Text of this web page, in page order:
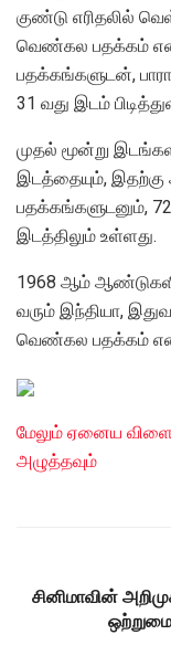
குண்டு எரிதலில்
வெண்கல பதக்கம்
பதக்கங்களுடன்,
31 வது இடம்
முதல் மூன்று
இடத்தையும், இதற்கு
பதக்கங்களுடனும்,
இடத்திலும் உள்ளது.
1968 ஆம்
வரும் இந்தியா,
வெண்கல பதக்கம்
மேலும் ஏனைய
அழுத்தவும்
சினிமாவின்